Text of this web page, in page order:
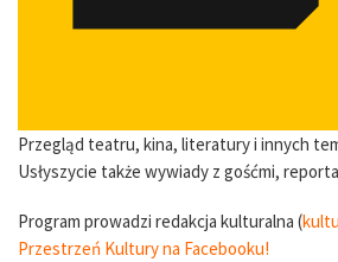
Przegląd teatru, kina, literatury i innych
Usłyszycie także wywiady z gośćmi,
Program prowadzi redakcja kulturalna (
Przestrzeń Kultury na Facebooku!